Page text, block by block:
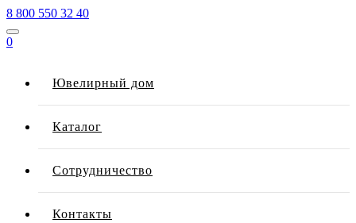
8 800 550 32 40
0
Ювелирный дом
Каталог
Сотрудничество
Контакты